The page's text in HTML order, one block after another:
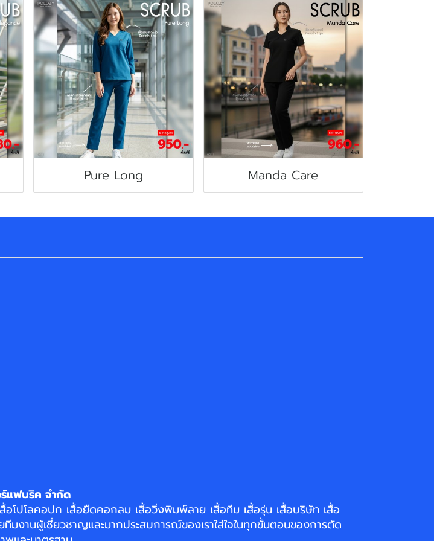
Pure Long Manda Care
แฟบริค จำกัด
อโปโลคอปก เสื้อยืดคอกลม เสื้อวิ่งพิมพ์ลาย เสื้อทีม เสื้อรุ่น เสื้อบริษัท เสื้อ
งานผู้เชี่ยวชาญและมากประสบการณ์ของเราใส่ใจในทุกขั้นตอนของการตัด